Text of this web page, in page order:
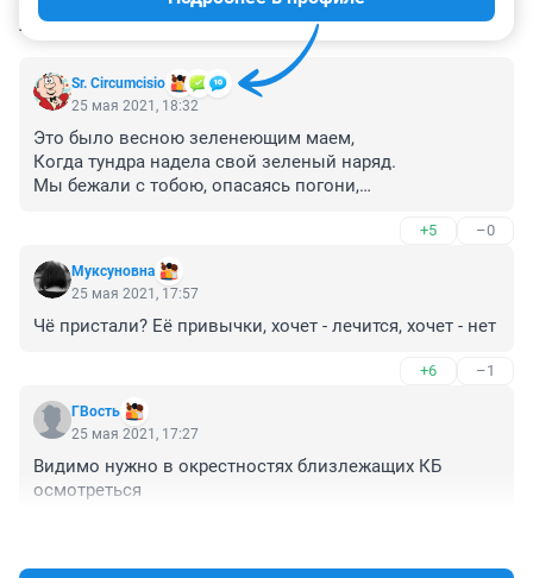
КОММЕНТАРИИ 5
Sr. Circumcisio
25 мая 2021, 18:32
Это было весною зеленеющим маем,
Когда тундра надела свой зеленый наряд.
Мы бежали с тобою, опасаясь погони,
+5 –0
Муксуновна
25 мая 2021, 17:57
Чё пристали? Её привычки, хочет - лечится, хочет - нет
+6 –1
ГВость
25 мая 2021, 17:27
Видимо нужно в окрестностях близлежащих КБ
осмотреться